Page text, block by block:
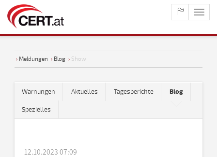
› Meldungen › Blog › Show
Warnungen Aktuelles Tagesberichte Blog
Spezielles
12.10.2023 07:09